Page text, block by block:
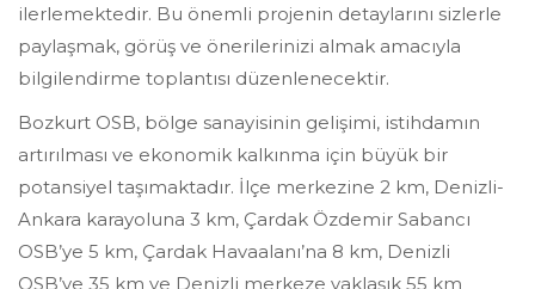
ilerlemektedir. Bu önemli projenin detaylarını sizlerle
paylaşmak, görüş ve önerilerinizi almak amacıyla
bilgilendirme toplantısı düzenlenecektir.
Bozkurt OSB, bölge sanayisinin gelişimi, istihdamın
artırılması ve ekonomik kalkınma için büyük bir
potansiyel taşımaktadır. İlçe merkezine 2 km, Denizli-
Ankara karayoluna 3 km, Çardak Özdemir Sabancı
OSB’ye 5 km, Çardak Havaalanı’na 8 km, Denizli
OSB’ye 35 km ve Denizli merkeze yaklaşık 55 km